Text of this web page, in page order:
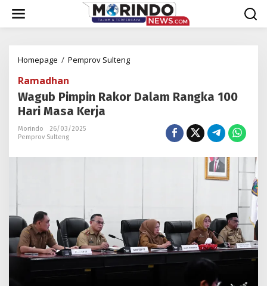
konten
Homepage / Pemprov SultengWagub
Dalam
Rangka
Ramadhan
Wagub Pimpin Rakor Dalam Rangka 100
Hari Masa Kerja
Morindo
26/03/2025
Pemprov Sulteng